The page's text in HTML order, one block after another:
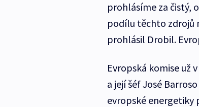
prohlásíme za čistý,
podílu těchto zdrojů
prohlásil Drobil.
Evropská komise už
a její šéf José
evropské energetiky